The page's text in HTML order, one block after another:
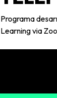
Programa
Learning via